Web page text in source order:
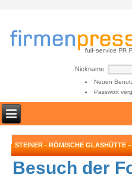
Nickname:
Neuen
Passwort
STEINER - RÖMISCHE GLASHÜTTE
Besuch der